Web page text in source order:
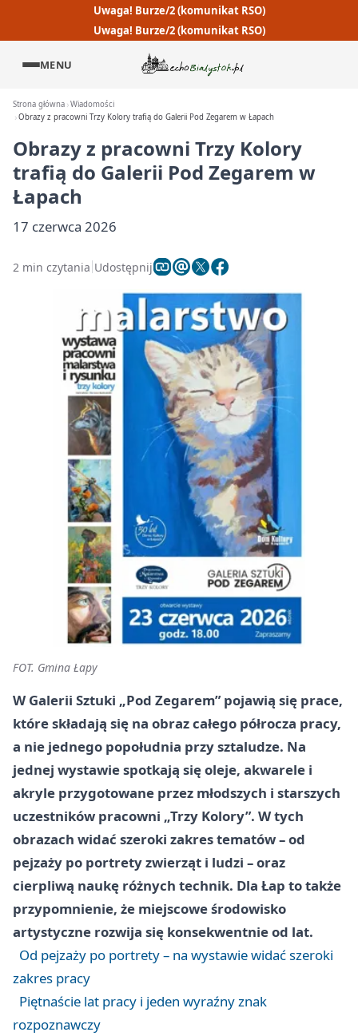
Uwaga! Burze/2 (komunikat RSO)
Uwaga! Burze/2 (komunikat RSO)
MENU
Strona główna Wiadomości
Obrazy z pracowni Trzy Kolory trafią do Galerii Pod Zegarem w Łapach
Obrazy z pracowni Trzy Kolory
trafią do Galerii Pod Zegarem w
Łapach
17 czerwca 2026
2 min czytania Udostępnij
FOT. Gmina Łapy
W Galerii Sztuki „Pod Zegarem” pojawią się prace,
które składają się na obraz całego półrocza pracy,
a nie jednego popołudnia przy sztaludze. Na
jednej wystawie spotkają się oleje, akwarele i
akryle przygotowane przez młodszych i starszych
uczestników pracowni „Trzy Kolory”. W tych
obrazach widać szeroki zakres tematów – od
pejzaży po portrety zwierząt i ludzi – oraz
cierpliwą naukę różnych technik. Dla Łap to także
przypomnienie, że miejscowe środowisko
artystyczne rozwija się konsekwentnie od lat.
Od pejzaży po portrety – na wystawie widać szeroki
zakres pracy
Piętnaście lat pracy i jeden wyraźny znak
rozpoznawczy